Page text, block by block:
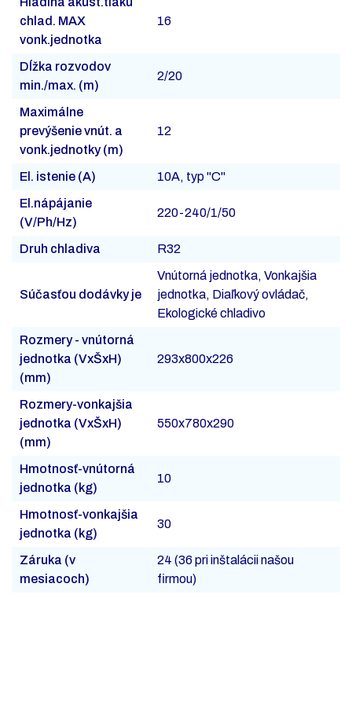
chlad. MAX
vonk.jednotka
16
Dĺžka rozvodov
min./max. (m)
2/20
Maximálne
prevýšenie vnút. a
vonk.jednotky (m)
12
El. istenie (A)
10A, typ "C"
El.nápájanie
(V/Ph/Hz)
220-240/1/50
Druh chladiva R32
Súčasťou dodávky je
Vnútorná jednotka, Vonkajšia
jednotka, Diaľkový ovládač,
Ekologické chladivo
Rozmery - vnútorná
jednotka (VxŠxH)
(mm)
293x800x226
Rozmery-vonkajšia
jednotka (VxŠxH)
(mm)
550x780x290
Hmotnosť-vnútorná
jednotka (kg)
10
Hmotnosť-vonkajšia
jednotka (kg)
30
Záruka (v
mesiacoch)
24 (36 pri inštalácii našou
firmou)